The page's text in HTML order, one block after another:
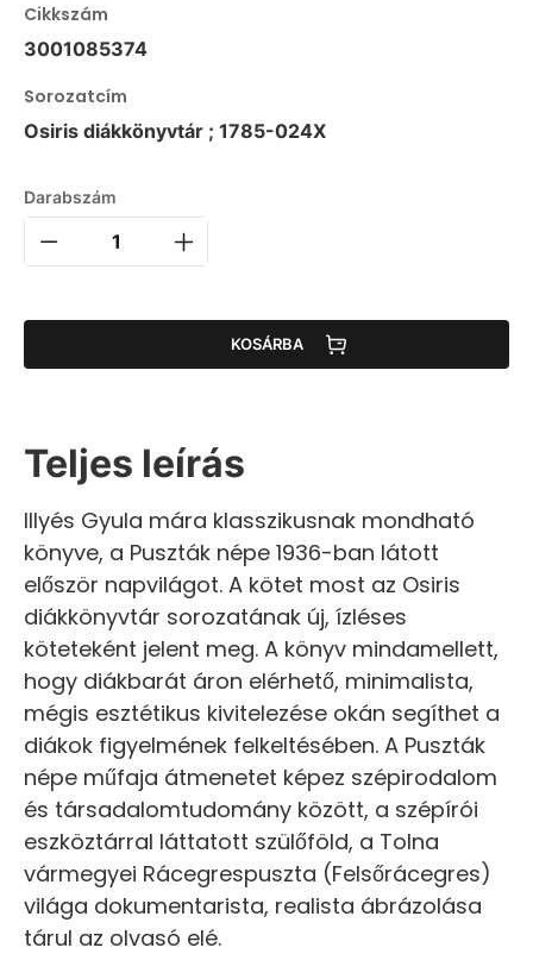
Cikkszám
3001085374
Sorozatcím
Osiris diákkönyvtár ; 1785-024X
Darabszám
KOSÁRBA
Teljes leírás
Illyés Gyula mára klasszikusnak mondható
könyve, a Puszták népe 1936-ban látott
először napvilágot. A kötet most az Osiris
diákkönyvtár sorozatának új, ízléses
köteteként jelent meg. A könyv mindamellett,
hogy diákbarát áron elérhető, minimalista,
mégis esztétikus kivitelezése okán segíthet a
diákok figyelmének felkeltésében. A Puszták
népe műfaja átmenetet képez szépirodalom
és társadalomtudomány között, a szépírói
eszköztárral láttatott szülőföld, a Tolna
vármegyei Rácegrespuszta (Felsőrácegres)
világa dokumentarista, realista ábrázolása
tárul az olvasó elé.